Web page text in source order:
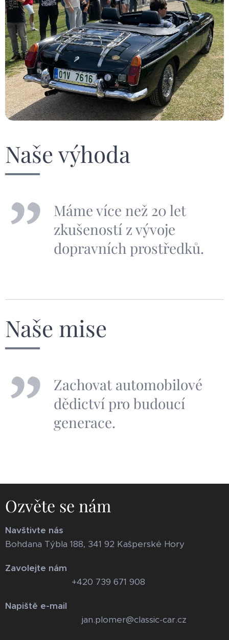
Naše výhoda
Máme více než 20 let
zkušeností z vývoje
dopravních prostředků.
Naše mise
Zachovat automobilové
dědictví pro budoucí
generace.
Ozvěte se nám
Navštivte nás
Bohdana Týbla 188, 341 92 Kašperské Hory
Zavolejte nám
+420 739 671 908
Napiště e-mail
jan.plomer@classic-car.cz